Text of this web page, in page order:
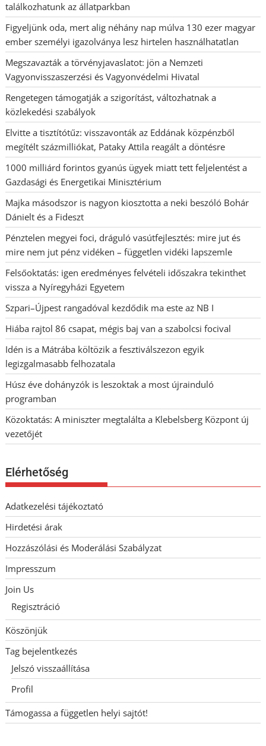
találkozhatunk az állatparkban
Figyeljünk oda, mert alig néhány nap múlva 130 ezer magyar
ember személyi igazolványa lesz hirtelen használhatatlan
Megszavazták a törvényjavaslatot: jön a Nemzeti
Vagyonvisszaszerzési és Vagyonvédelmi Hivatal
Rengetegen támogatják a szigorítást, változhatnak a
közlekedési szabályok
Elvitte a tisztítótűz: visszavonták az Eddának közpénzből
megítélt százmilliókat, Pataky Attila reagált a döntésre
1000 milliárd forintos gyanús ügyek miatt tett feljelentést a
Gazdasági és Energetikai Minisztérium
Majka másodszor is nagyon kiosztotta a neki beszóló Bohár
Dánielt és a Fideszt
Pénztelen megyei foci, dráguló vasútfejlesztés: mire jut és
mire nem jut pénz vidéken – független vidéki lapszemle
Felsőoktatás: igen eredményes felvételi időszakra tekinthet
vissza a Nyíregyházi Egyetem
Szpari–Újpest rangadóval kezdődik ma este az NB I
Hiába rajtol 86 csapat, mégis baj van a szabolcsi focival
Idén is a Mátrába költözik a fesztiválszezon egyik
legizgalmasabb felhozatala
Húsz éve dohányzók is leszoktak a most újrainduló
programban
Közoktatás: A miniszter megtalálta a Klebelsberg Központ új
vezetőjét
Elérhetőség
Adatkezelési tájékoztató
Hirdetési árak
Hozzászólási és Moderálási Szabályzat
Impresszum
Join Us
Regisztráció
Köszönjük
Tag bejelentkezés
Jelszó visszaállítása
Profil
Támogassa a független helyi sajtót!